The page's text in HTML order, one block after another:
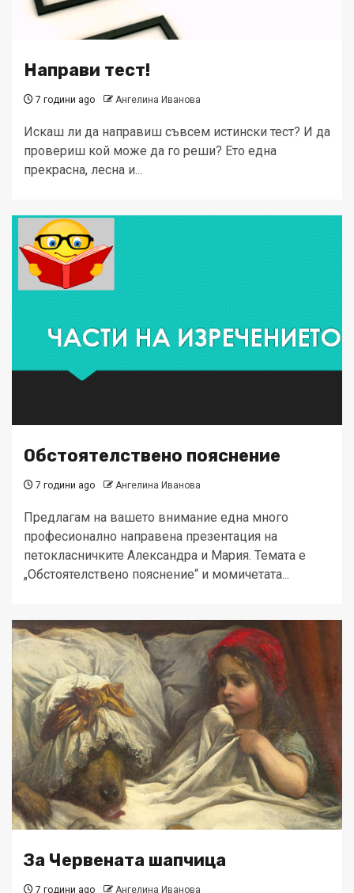
Направи тест!
7 години ago Ангелина Иванова
Искаш ли да направиш съвсем истински тест? И да
провериш кой може да го реши? Ето една
прекрасна, лесна и...
Обстоятелствено пояснение
7 години ago Ангелина Иванова
Предлагам на вашето внимание една много
професионално направена презентация на
петокласничките Александра и Мария. Темата е
„Обстоятелствено пояснение“ и момичетата...
За Червената шапчица
7 години ago Ангелина Иванова